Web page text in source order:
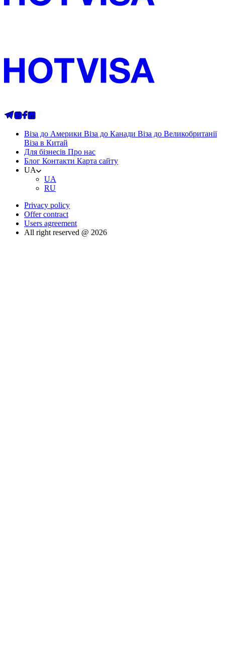
Віза до Америки Віза до Канади Віза до Великобританії
Віза в Китай
Для бізнесів Про нас
Блог Контакти Карта сайту
UA
UA
RU
Privacy policy
Offer contract
Users agreement
All right reserved @ 2026